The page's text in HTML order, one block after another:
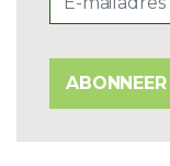
ABONNEER